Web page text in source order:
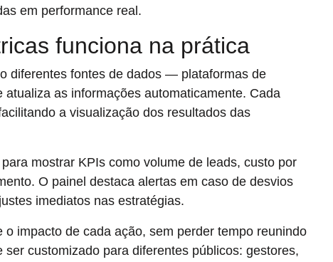
em performance real.
funciona na prática
diferentes fontes de dados — plataformas de
as informações automaticamente. Cada
a visualização dos resultados das
mostrar KPIs como volume de leads, custo por
O painel destaca alertas em caso de desvios
imediatos nas estratégias.
impacto de cada ação, sem perder tempo reunindo
customizado para diferentes públicos: gestores,